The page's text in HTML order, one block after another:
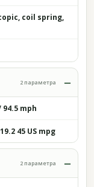
coil spring,
2 параметра
94.5 mph
45 US mpg
2 параметра